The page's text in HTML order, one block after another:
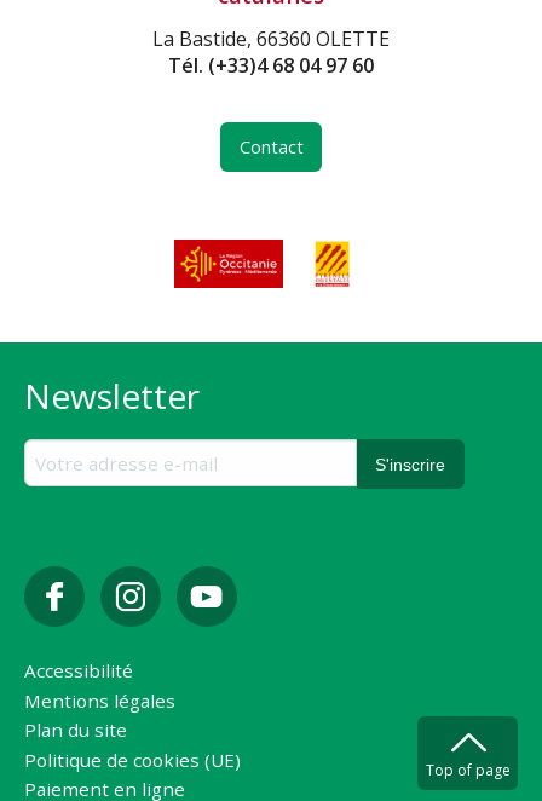
La Bastide, 66360 OLETTE
Tél. (+33)4 68 04 97 60
Contact
Newsletter
Accessibilité
Mentions légales
Plan du site
Politique de cookies (UE)
Paiement en ligne
Top of page